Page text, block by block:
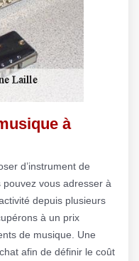
à
d’instrument de
vous adresser à
depuis plusieurs
à un prix
de musique. Une
afin de définir le coût